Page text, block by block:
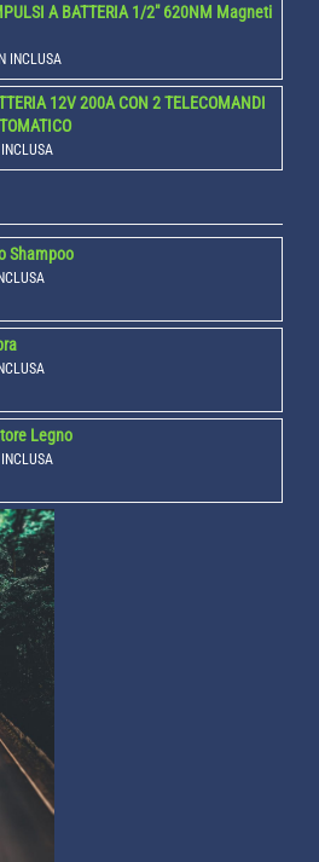
A BATTERIA 1/2" 620NM Magneti
INCLUSA
12V 200A CON 2 TELECOMANDI
Shampoo
Legno